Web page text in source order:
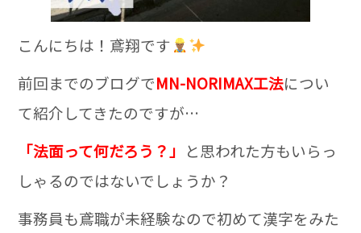
こんにちは！鳶翔です
前回までのブログでMN-NORIMAX工法につい
て紹介してきたのですが…
「法面って何だろう？」 と思われた方もいらっ
しゃるのではないでしょうか？
事務員も鳶職が未経験なので初めて漢字をみた